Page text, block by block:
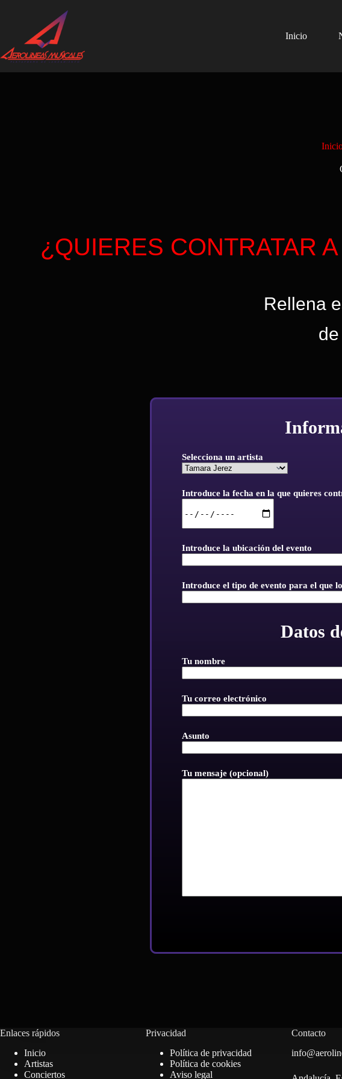
Inicio
¿QUIERES CONTRATAR
Rellena
Selecciona un artista
Introduce la fecha en la que quieres
Introduce la ubicación del evento
Introduce el tipo de evento para el que
Datos
Tu nombre
Tu correo electrónico
Asunto
Tu mensaje (opcional)
Enlaces rápidos
Inicio
Artistas
Conciertos
Privacidad
Política de privacidad
Política de cookies
Aviso legal
Contacto